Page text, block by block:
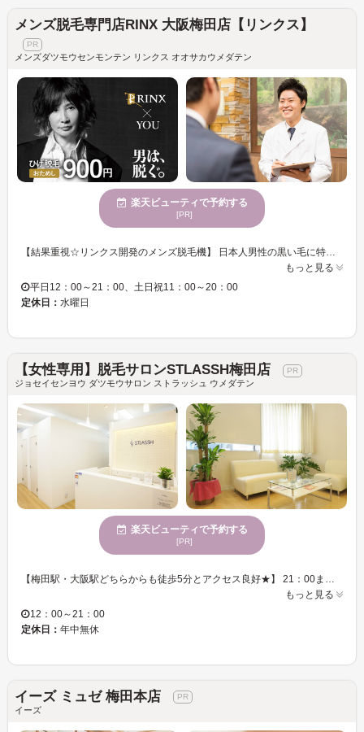
メンズ脱毛専門店RINX 大阪梅田店【リンクス】
メンズダツモウセンモンテン リンクス オオサカウメダテン
楽天ビューティで予約する
[PR]
【結果重視☆リンクス開発のメンズ脱毛機】 日本人男性の黒い毛に特化した、男性専用脱毛機をリンクスが完全独自開発。 提携メーカーと共に、部品の一つひとつ上質なものを厳選しながら改良を重ねることで高い脱毛効果と安全性の両立を実現しました♪ 男性の太い毛でも痛みを軽減できるよう、冷却機能を極限まで高めることに成功☆ お客様の肌質・毛質に合わせしっかりと毛にアプローチしていきます。 【男性脱毛技能士】 男性脱毛技能士達がどんなお悩みもお伺いします！ 男性だからこそのお悩みもお気軽にご相談ください♪ お肌の状態・毛量・お悩みに合わせた最適なプランをご提案します☆ 当日予約大歓迎♪ 完全予約制ですのでお電話にてお問い合わせください☆
もっと見る
平日12：00～21：00、土日祝11：00～20：00
定休日： 水曜日
【女性専用】脱毛サロンSTLASSH梅田店
ジョセイセンヨウ ダツモウサロン ストラッシュ ウメダテン
楽天ビューティで予約する
[PR]
もっと見る
12：00～21：00
定休日： 年中無休
イーズ ミュゼ 梅田本店
イーズ